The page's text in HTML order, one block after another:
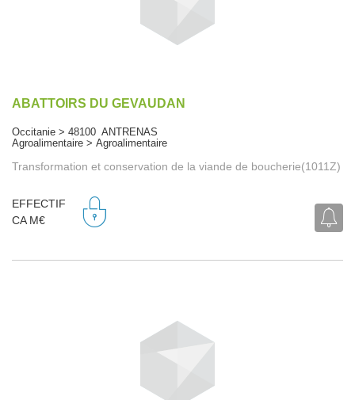
ABATTOIRS DU GEVAUDAN
Occitanie > 48100 ANTRENAS
Agroalimentaire > Agroalimentaire
Transformation et conservation de la viande de boucherie(1011Z)
EFFECTIF
CA M€